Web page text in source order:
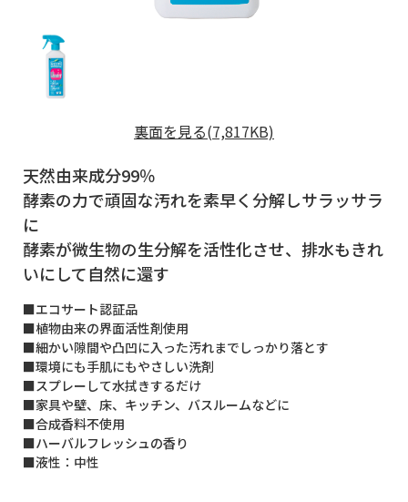
裏面を見る(7,817KB)
天然由来成分99％
酵素の力で頑固な汚れを素早く分解しサラッサラ
に
酵素が微生物の生分解を活性化させ、排水もきれ
いにして自然に還す
■エコサート認証品
■植物由来の界面活性剤使用
■細かい隙間や凸凹に入った汚れまでしっかり落とす
■環境にも手肌にもやさしい洗剤
■スプレーして水拭きするだけ
■家具や壁、床、キッチン、バスルームなどに
■合成香料不使用
■ハーバルフレッシュの香り
■液性：中性